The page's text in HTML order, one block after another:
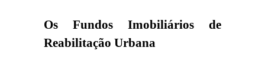
Os Fundos Imobiliários de
Reabilitação Urbana